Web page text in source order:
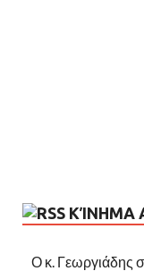
ΚΊΝΗΜΑ
Ο κ. Γεωργιάδης